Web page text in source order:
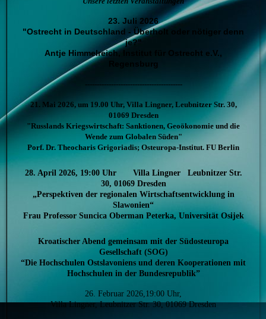
23. Juli 2026
"Ostrecht in Deutschland - Überholt oder nötiger denn
je?"
Antje Himmelreich, Institut für Ostrecht e.V.,
Regensburg
-----------------------------------------
21. Mai 2026, um 19.00 Uhr, Villa Lingner, Leubnitzer Str. 30,
01069 Dresden
"Russlands Kriegswirtschaft: Sanktionen, Geoökonomie und die
Wende zum Globalen Süden"
Porf. Dr. Theocharis Grigoriadis; Osteuropa-Institut. FU Berlin
28. April 2026, 19:00 Uhr Villa Lingner Leubnitzer Str.
30, 01069 Dresden
„Perspektiven der regionalen Wirtschaftsentwicklung in
Slawonien“
Frau Professor Suncica Oberman Peterka, Universität Osijek
Kroatischer Abend gemeinsam mit der Südosteuropa
Gesellschaft (SOG)
“Die Hochschulen Ostslavoniens und deren Kooperationen mit
Hochschulen in der Bundesrepublik”
26. Februar 2026,19:00 Uhr,
Villa Lingner, Leubnitzer Str. 30, 01069 Dresden